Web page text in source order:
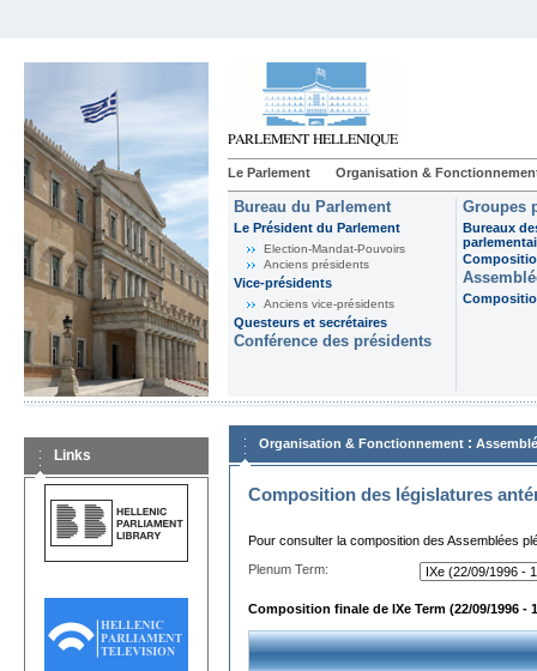
Le Parlement Organisation &
Bureau du Parlement
Le Président du Parlement
Election-Mandat-Pouvoirs
Anciens présidents
Vice-présidents
Anciens vice-présidents
Questeurs et secrétaires
Conférence des présidents
Groupes
Bureaux
Links
Organisation & Fonctionnement :
Composition des législatures
Pour consulter la composition des Assemblées
Plenum Term:
Composition finale de IXe Term (22/09/1996 -